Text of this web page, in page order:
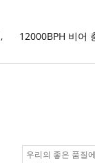
, 12000BPH 비어